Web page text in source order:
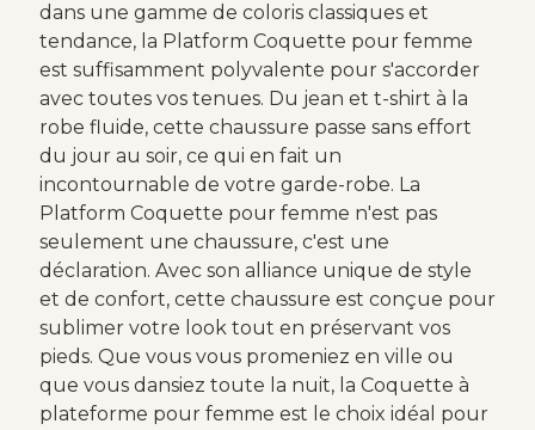
dans une gamme de coloris classiques et
tendance, la Platform Coquette pour femme
est suffisamment polyvalente pour s'accorder
avec toutes vos tenues. Du jean et t-shirt à la
robe fluide, cette chaussure passe sans effort
du jour au soir, ce qui en fait un
incontournable de votre garde-robe. La
Platform Coquette pour femme n'est pas
seulement une chaussure, c'est une
déclaration. Avec son alliance unique de style
et de confort, cette chaussure est conçue pour
sublimer votre look tout en préservant vos
pieds. Que vous vous promeniez en ville ou
que vous dansiez toute la nuit, la Coquette à
plateforme pour femme est le choix idéal pour